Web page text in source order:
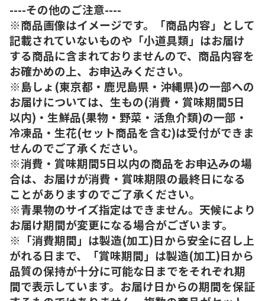
----その他のご注意----
※商品画像はイメージです。「商品内容」として
記載されていないものや「小道具類」はお届け
する商品に含まれておりませんので、商品内容を
お確かめの上、お申込みください。
※島しょ(東京都・鹿児島県・沖縄県)の一部への
お届けについては、生もの(消費・賞味期間5日
以内)・生鮮品(果物・野菜・活魚介類)の一部・
冷凍品・生花(セット商品を含む)は受付ができま
せんのでご了承ください。
※消費・賞味期間5日以内の商品をお申込みの場
合は、お届けが消費・賞味期限の最終日になる
ことがありますのでご了承ください。
※青果物のサイズ指定はできません。天候により
お届け期間が変更になる場合がございます。
※「消費期間」は製造(加工)日から安全に召し上
がれる日まで、「賞味期間」は製造(加工)日から
品質の保持が十分に可能な日までをそれぞれ期
間で表示しています。お届け日からの期間を保証